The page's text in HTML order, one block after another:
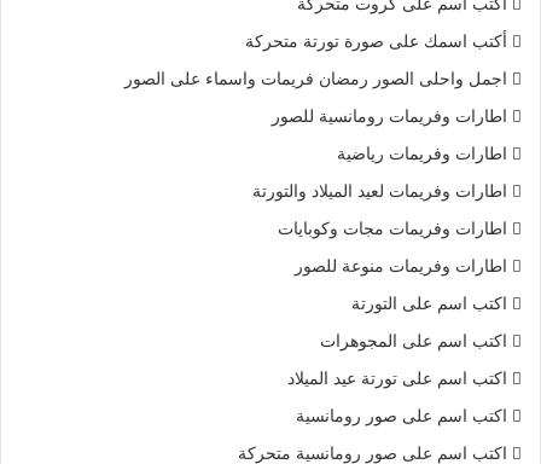
أكتب اسمك على صورة تورتة متحركة
اجمل واحلى الصور رمضان فريمات واسماء على الصور
اطارات وفريمات رومانسية للصور
اطارات وفريمات رياضية
اطارات وفريمات لعيد الميلاد والتورتة
اطارات وفريمات مجات وكوبايات
اطارات وفريمات منوعة للصور
اكتب اسم على التورتة
اكتب اسم على المجوهرات
اكتب اسم على تورتة عيد الميلاد
اكتب اسم على صور رومانسية
اكتب اسم على صور رومانسية متحركة